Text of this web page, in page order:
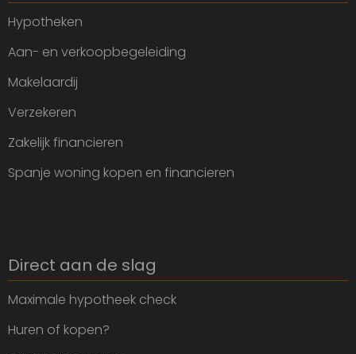
Hypotheken
Aan- en verkoopbegeleiding
Makelaardij
Verzekeren
Zakelijk financieren
Spanje woning kopen en financieren
Direct aan de slag
Maximale hypotheek check
Huren of kopen?